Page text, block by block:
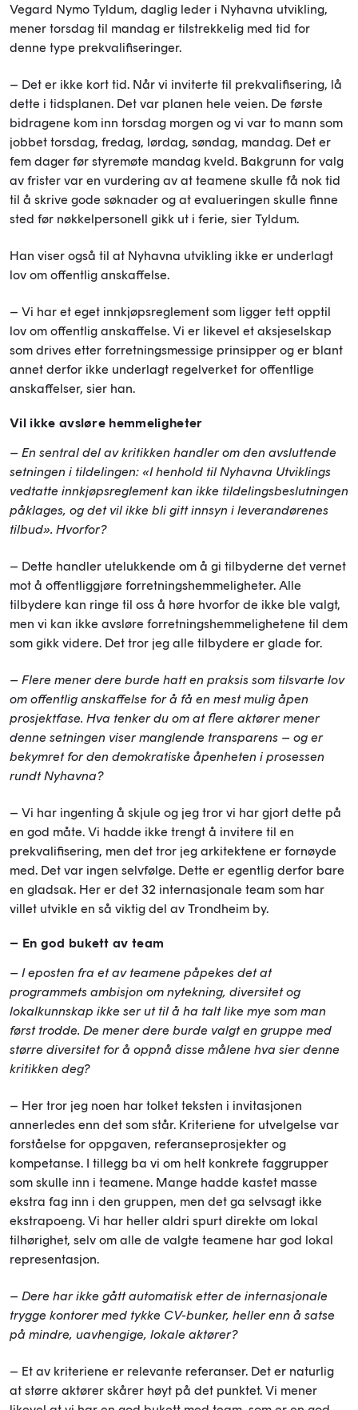
Vegard Nymo Tyldum, daglig leder i Nyhavna utvikling,
mener torsdag til mandag er tilstrekkelig med tid for
denne type prekvalifiseringer.
– Det er ikke kort tid. Når vi inviterte til prekvalifisering, lå
dette i tidsplanen. Det var planen hele veien. De første
bidragene kom inn torsdag morgen og vi var to mann som
jobbet torsdag, fredag, lørdag, søndag, mandag. Det er
fem dager før styremøte mandag kveld. Bakgrunn for valg
av frister var en vurdering av at teamene skulle få nok tid
til å skrive gode søknader og at evalueringen skulle finne
sted før nøkkelpersonell gikk ut i ferie, sier Tyldum.
Han viser også til at Nyhavna utvikling ikke er underlagt
lov om offentlig anskaffelse.
– Vi har et eget innkjøpsreglement som ligger tett opptil
lov om offentlig anskaffelse. Vi er likevel et aksjeselskap
som drives etter forretningsmessige prinsipper og er blant
annet derfor ikke underlagt regelverket for offentlige
anskaffelser, sier han.
Vil ikke avsløre hemmeligheter
– En sentral del av kritikken handler om den avsluttende
setningen i tildelingen: «I henhold til Nyhavna Utviklings
vedtatte innkjøpsreglement kan ikke tildelingsbeslutningen
påklages, og det vil ikke bli gitt innsyn i leverandørenes
tilbud». Hvorfor?
– Dette handler utelukkende om å gi tilbyderne det vernet
mot å offentliggjøre forretningshemmeligheter. Alle
tilbydere kan ringe til oss å høre hvorfor de ikke ble valgt,
men vi kan ikke avsløre forretningshemmelighetene til dem
som gikk videre. Det tror jeg alle tilbydere er glade for.
– Flere mener dere burde hatt en praksis som tilsvarte lov
om offentlig anskaffelse for å få en mest mulig åpen
prosjektfase. Hva tenker du om at flere aktører mener
denne setningen viser manglende transparens – og er
bekymret for den demokratiske åpenheten i prosessen
rundt Nyhavna?
– Vi har ingenting å skjule og jeg tror vi har gjort dette på
en god måte. Vi hadde ikke trengt å invitere til en
prekvalifisering, men det tror jeg arkitektene er fornøyde
med. Det var ingen selvfølge. Dette er egentlig derfor bare
en gladsak. Her er det 32 internasjonale team som har
villet utvikle en så viktig del av Trondheim by.
– En god bukett av team
– I eposten fra et av teamene påpekes det at
programmets ambisjon om nytekning, diversitet og
lokalkunnskap ikke ser ut til å ha talt like mye som man
først trodde. De mener dere burde valgt en gruppe med
større diversitet for å oppnå disse målene hva sier denne
kritikken deg?
– Her tror jeg noen har tolket teksten i invitasjonen
annerledes enn det som står. Kriteriene for utvelgelse var
forståelse for oppgaven, referanseprosjekter og
kompetanse. I tillegg ba vi om helt konkrete faggrupper
som skulle inn i teamene. Mange hadde kastet masse
ekstra fag inn i den gruppen, men det ga selvsagt ikke
ekstrapoeng. Vi har heller aldri spurt direkte om lokal
tilhørighet, selv om alle de valgte teamene har god lokal
representasjon.
– Dere har ikke gått automatisk etter de internasjonale
trygge kontorer med tykke CV-bunker, heller enn å satse
på mindre, uavhengige, lokale aktører?
– Et av kriteriene er relevante referanser. Det er naturlig
at større aktører skårer høyt på det punktet. Vi mener